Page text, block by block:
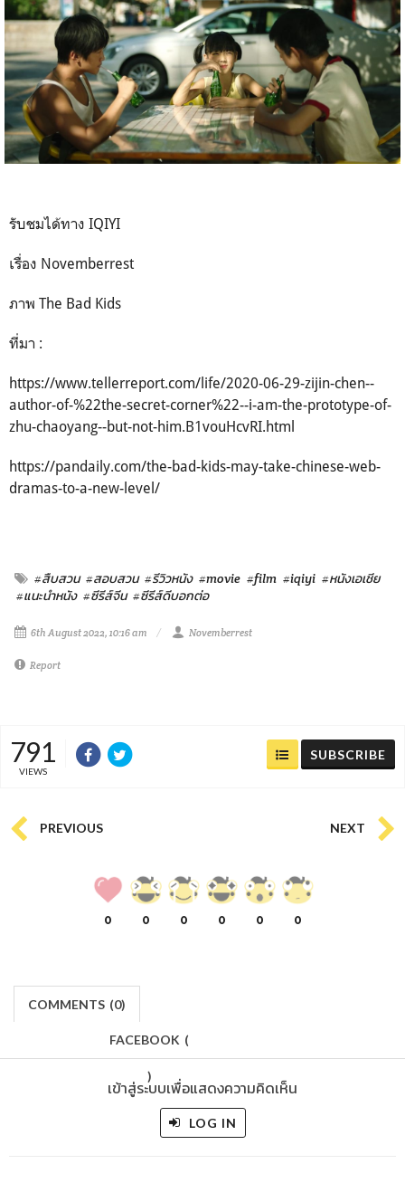
รับชมได้ทาง IQIYI
เรื่อง Novemberrest
ภาพ The Bad Kids
ที่มา :
https://www.tellerreport.com/life/2020-06-29-zijin-chen--
author-of-%22the-secret-corner%22--i-am-the-prototype-of-
zhu-chaoyang--but-not-him.B1vouHcvRI.html
https://pandaily.com/the-bad-kids-may-take-chinese-web-
dramas-to-a-new-level/
#สืบสวน #สอบสวน #รีวิวหนัง #movie #film #iqiyi #หนังเอเชีย
#แนะนำหนัง #ซีรีส์จีน #ซีรีส์ดีบอกต่อ
6th August 2022, 10:16 am Novemberrest
Report
791
VIEWS
SUBSCRIBE
PREVIOUS NEXT
0 0 0 0 0 0
COMMENTS (0)
FACEBOOK (
)
เข้าสู่ระบบเพื่อแสดงความคิดเห็น
LOG IN